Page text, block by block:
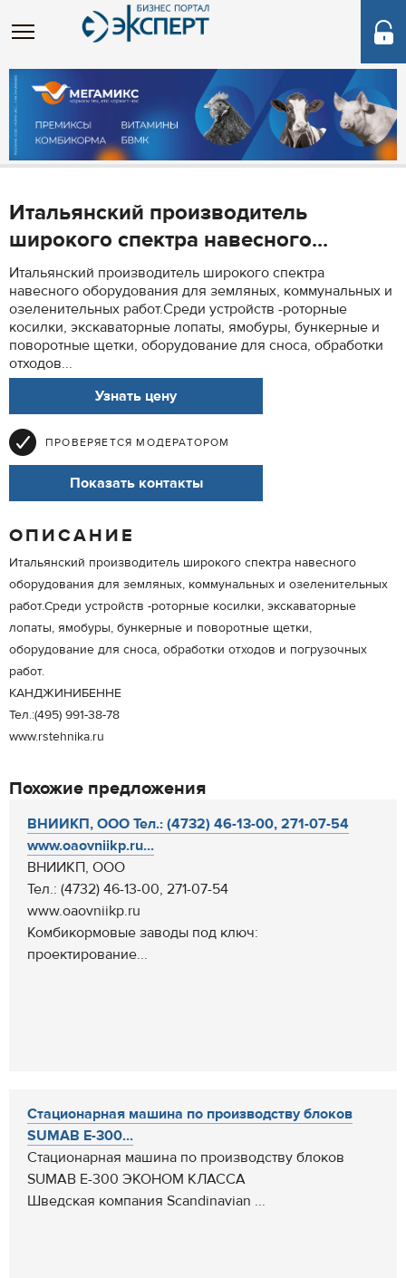
Итальянский производитель
широкого спектра навесного...
Итальянский производитель широкого спектра
навесного оборудования для земляных, коммунальных и
озеленительных работ.Среди устройств -роторные
косилки, экскаваторные лопаты, ямобуры, бункерные и
поворотные щетки, оборудование для сноса, обработки
отходов...
Узнать цену
ПРОВЕРЯЕТСЯ МОДЕРАТОРОМ
Показать контакты
ОПИСАНИЕ
Итальянский производитель широкого спектра навесного
оборудования для земляных, коммунальных и озеленительных
работ.Среди устройств -роторные косилки, экскаваторные
лопаты, ямобуры, бункерные и поворотные щетки,
оборудование для сноса, обработки отходов и погрузочных
работ.
КАНДЖИНИБЕННЕ
Тел.:(495) 991-38-78
www.rstehnika.ru
Похожие предложения
ВНИИКП, ООО Тел.: (4732) 46-13-00, 271-07-54
www.oaovniikp.ru...
ВНИИКП, ООО
Тел.: (4732) 46-13-00, 271-07-54
www.oaovniikp.ru
Комбикормовые заводы под ключ:
проектирование...
Стационарная машина по производству блоков
SUMAB E-300...
Стационарная машина по производству блоков
SUMAB E-300 ЭКОНОМ КЛАССА
Шведская компания Scandinavian ...